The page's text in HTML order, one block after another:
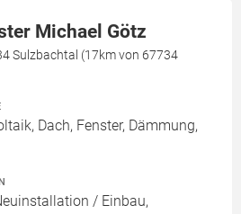
Michael Götz
Sulzbachtal (17km von 67734
Dach, Fenster, Dämmung,
/ Einbau,